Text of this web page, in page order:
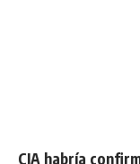
CIA habría